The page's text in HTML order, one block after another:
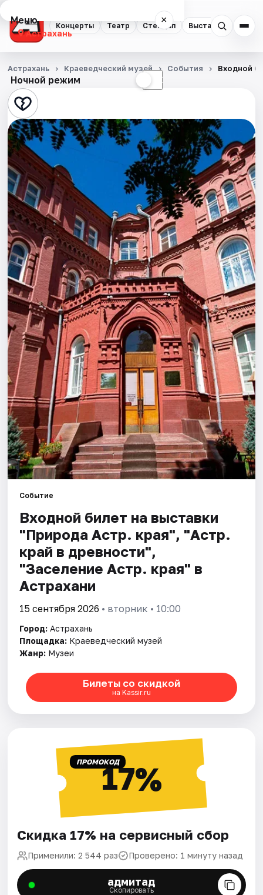
Концерты Театр Стендап Выставки
Меню ×
Астрахань
Концерты
Театр
Стендап
Выставки
Квесты
Экскурсии
Спорт
События
Города
Площадки
Артисты
Рейтинги
Ночной режим ☾
Астрахань Краеведческий музей События Входной
Событие
Входной билет на выставки
"Природа Астр. края", "Астр.
край в древности",
"Заселение Астр. края" в
Астрахани
15 сентября 2026 • вторник • 10:00
Город: Астрахань
Площадка: Краеведческий музей
Жанр: Музеи
Билеты со скидкой
на Kassir.ru
ПРОМОКОД17%
Скидка 17% на сервисный сбор
Применили: 2 544 раз Проверено: 1 минуту назад
адмитад
Скопировать